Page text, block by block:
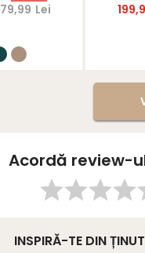
Lei
Acordă review-
INSPIRĂ-TE DIN